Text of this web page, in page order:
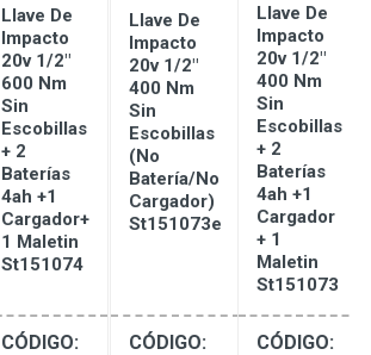
Llave De
Impacto
20v 1/2"
600 Nm
Sin
Escobillas
+ 2
Baterías
4ah +1
Cargador+
1 Maletin
St151074
CÓDIGO:
Llave De
Impacto
20v 1/2"
400 Nm
Sin
Escobillas
(no
Batería/no
Cargador)
St151073e
CÓDIGO:
Llave De
Impacto
20v 1/2"
400 Nm
Sin
Escobillas
+ 2
Baterías
4ah +1
Cargador
+ 1
Maletin
St151073
CÓDIGO: